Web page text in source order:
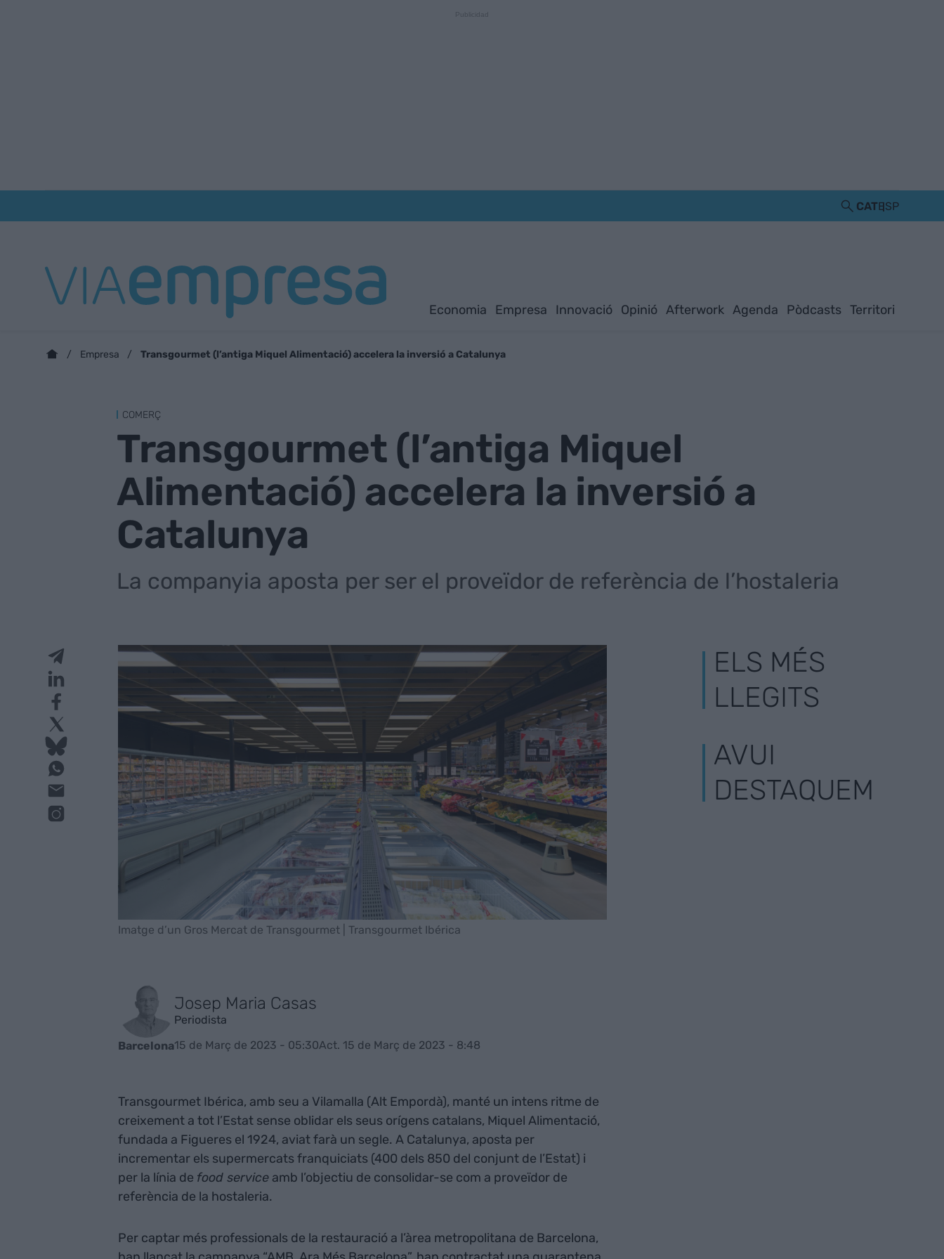
CATESP
Economia Empresa Innovació Opinió Afterwork Agenda Pòdcasts Territori
Empresa Transgourmet (l’antiga Miquel Alimentació) accelera la inversió a Catalunya
COMERÇ
Transgourmet (l’antiga Miquel
Alimentació) accelera la inversió a
Catalunya
La companyia aposta per ser el proveïdor de referència de l’hostaleria
Imatge d’un Gros Mercat de Transgourmet | Transgourmet Ibérica
Josep Maria Casas
Periodista
Barcelona15 de Març de 2023 - 05:30Act. 15 de Març de 2023 - 8:48
Transgourmet Ibérica, amb seu a Vilamalla (Alt Empordà), manté un intens ritme de
creixement a tot l’Estat sense oblidar els seus orígens catalans, Miquel Alimentació,
fundada a Figueres el 1924, aviat farà un segle. A Catalunya, aposta per
incrementar els supermercats franquiciats (400 dels 850 del conjunt de l’Estat) i
per la línia de food serviceamb l’objectiu de consolidar-se com a proveïdor de
referència de la hostaleria.
Per captar més professionals de la restauració a l’àrea metropolitana de Barcelona,
ELS MÉS
LLEGITS
AVUI
DESTAQUEM